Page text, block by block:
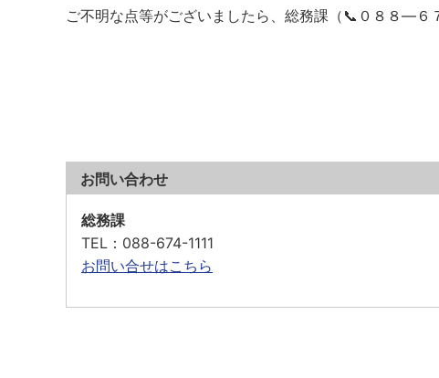
ご不明な点等がございましたら、総務課（📞０８８―６
お問い合わせ
総務課
TEL ：088-674-1111
お問い合せはこちら